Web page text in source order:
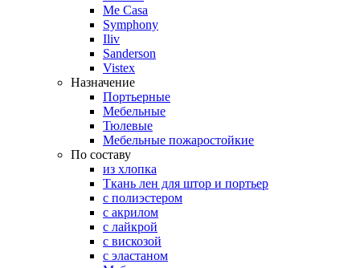
Me Casa
Symphony
Iliv
Sanderson
Vistex
Назначение
Портьерные
Мебельные
Тюлевые
Мебельные пожаростойкие
По составу
из хлопка
Ткань лен для штор и портьер
с полиэстером
с акрилом
с лайкрой
с вискозой
с эластаном